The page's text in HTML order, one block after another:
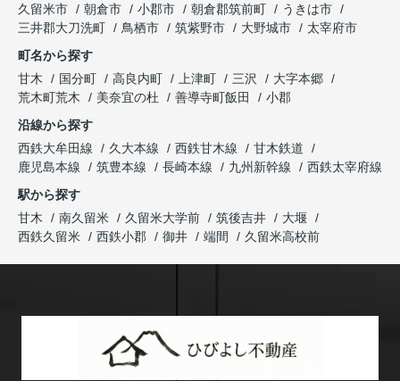
久留米市
朝倉市 小郡市 朝倉郡筑前町
うきは市
三井郡大刀洗町
鳥栖市 筑紫野市 大野城市
太宰府市
町名から探す
甘木
国分町 高良内町 上津町 三沢
大字本郷
荒木町荒木
美奈宜の杜 善導寺町飯田
小郡
沿線から探す
西鉄大牟田線
久大本線 西鉄甘木線
甘木鉄道
鹿児島本線
筑豊本線 長崎本線 九州新幹線
西鉄太宰府線
駅から探す
甘木
南久留米 久留米大学前 筑後吉井
大堰
西鉄久留米
西鉄小郡 御井 端間 久留米高校前